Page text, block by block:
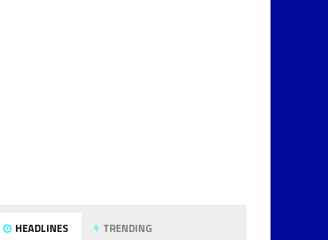
HEADLINES TRENDING